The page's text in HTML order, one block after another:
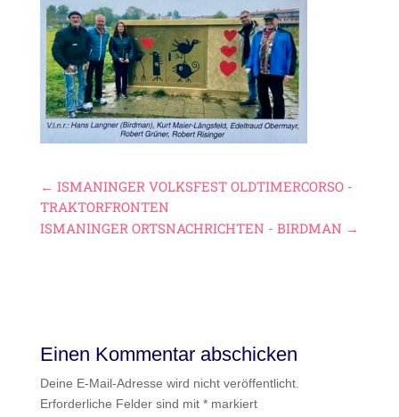
← ISMANINGER VOLKSFEST OLDTIMERCORSO -
TRAKTORFRONTEN
ISMANINGER ORTSNACHRICHTEN - BIRDMAN →
Einen Kommentar abschicken
Deine E-Mail-Adresse wird nicht veröffentlicht.
Erforderliche Felder sind mit *markiert